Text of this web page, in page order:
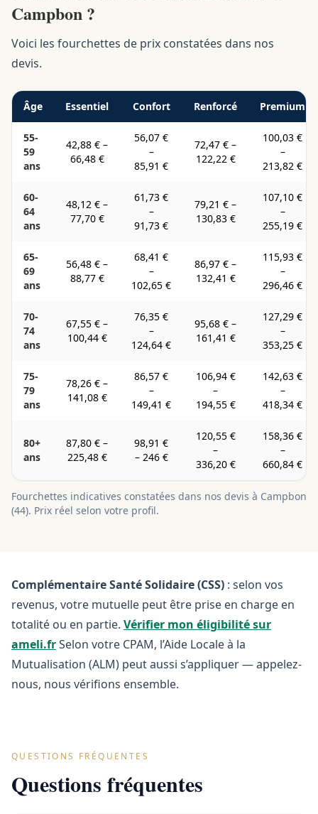
Campbon ?
Voici les fourchettes de prix constatées dans nos
devis.
Âge Essentiel Confort Renforcé Premium
55-
59
ans
42,88 € –
66,48 €
56,07 €
–
85,91 €
72,47 € –
122,22 €
100,03 €
–
213,82 €
60-
64
ans
48,12 € –
77,70 €
61,73 €
–
91,73 €
79,21 € –
130,83 €
107,10 €
–
255,19 €
65-
69
ans
56,48 € –
88,77 €
68,41 €
–
102,65 €
86,97 € –
132,41 €
115,93 €
–
296,46 €
70-
74
ans
67,55 € –
100,44 €
76,35 €
–
124,64 €
95,68 € –
161,41 €
127,29 €
–
353,25 €
75-
79
ans
78,26 € –
141,08 €
86,57 €
–
149,41 €
106,94 €
–
194,55 €
142,63 €
–
418,34 €
80+
ans
87,80 € –
225,48 €
98,91 €
– 246 €
120,55 €
–
336,20 €
158,36 €
–
660,84 €
Fourchettes indicatives constatées dans nos devis à Campbon
(44). Prix réel selon votre profil.
Complémentaire Santé Solidaire (CSS) : selon vos
revenus, votre mutuelle peut être prise en charge en
totalité ou en partie. Vérifier mon éligibilité sur
ameli.frSelon votre CPAM, l’Aide Locale à la
Mutualisation (ALM) peut aussi s’appliquer — appelez-
nous, nous vérifions ensemble.
QUESTIONS FRÉQUENTES
Questions fréquentes